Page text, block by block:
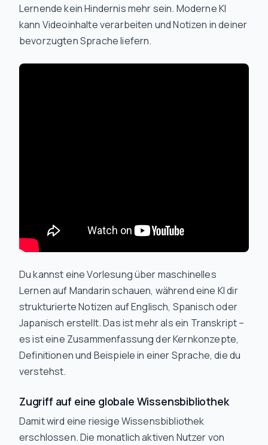
Lernende kein Hindernis mehr sein. Moderne KI
kann Videoinhalte verarbeiten und Notizen in deiner
bevorzugten Sprache liefern.
Du kannst eine Vorlesung über maschinelles
Lernen auf Mandarin schauen, während eine KI dir
strukturierte Notizen auf Englisch, Spanisch oder
Japanisch erstellt. Das ist mehr als ein Transkript –
es ist eine Zusammenfassung der Kernkonzepte,
Definitionen und Beispiele in einer Sprache, die du
verstehst.
Zugriff auf eine globale Wissensbibliothek
Damit wird eine riesige Wissensbibliothek
erschlossen. Die monatlich aktiven Nutzer von